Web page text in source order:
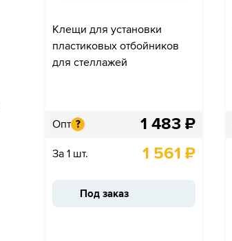
Клещи для установки
пластиковых отбойников
для стеллажей
Опт ? 1 483 ₽
За 1 шт. 1 561 ₽
Под заказ